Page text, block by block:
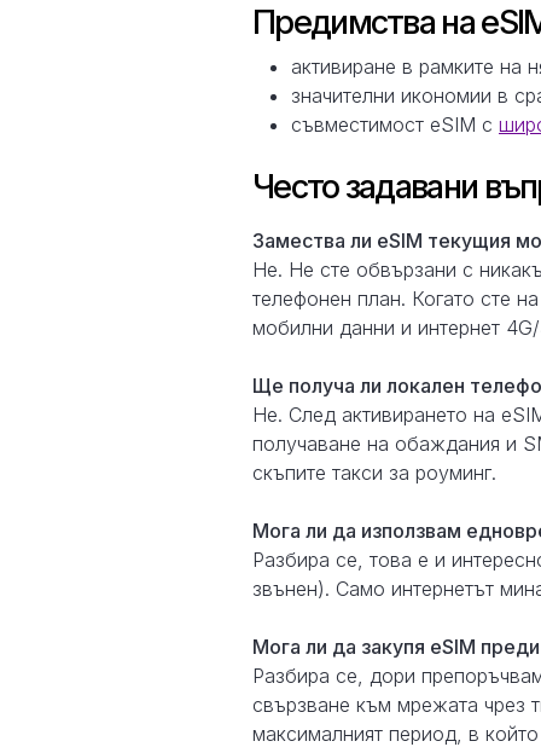
Предимства на
активиране в рамките на
значителни икономии в
съвместимост eSIM с
Често задавани
Замествa ли eSIM текущия
Не. Не сте обвързани с
телефонен план. Когато сте
мобилни данни и интернет
Ще получа ли локален
Не. След активирането на
получаване на обаждания и
скъпите такси за роуминг.
Мога ли да използвам
Разбира се, това е и
звънен). Само интернетът
Мога ли да закупя eSIM
Разбира се, дори
свързване към мрежата чрез
максималният период, в